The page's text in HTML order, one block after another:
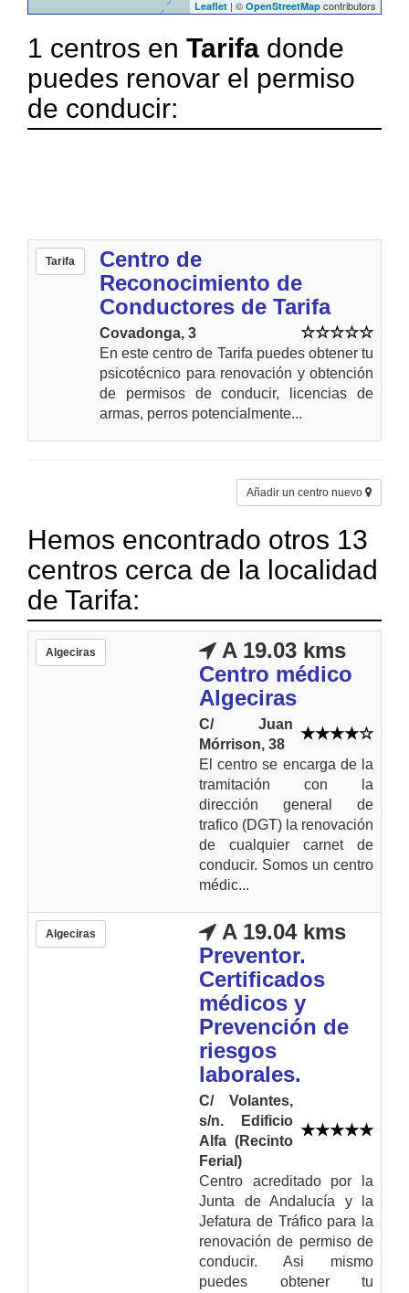
Leaflet | © OpenStreetMap contributors
1 centros en Tarifa donde
puedes renovar el permiso
de conducir:
Tarifa
Centro de
Reconocimiento de
Conductores de Tarifa
Covadonga, 3
En este centro de Tarifa puedes obtener tu
psicotécnico para renovación y obtención
de permisos de conducir, licencias de
armas, perros potencialmente...
Añadir un centro nuevo
Hemos encontrado otros 13
centros cerca de la localidad
de Tarifa:
Algeciras
A 19.03 kms
Centro médico
Algeciras
C/ Juan
Mórrison, 38
El centro se encarga de la
tramitación con la
dirección general de
trafico (DGT) la renovación
de cualquier carnet de
conducir. Somos un centro
médic...
Algeciras
A 19.04 kms
Preventor.
Certificados
médicos y
Prevención de
riesgos
laborales.
C/ Volantes,
s/n. Edificio
Alfa (Recinto
Ferial)
Centro acreditado por la
Junta de Andalucía y la
Jefatura de Tráfico para la
renovación de permiso de
conducir. Asi mismo
puedes obtener tu